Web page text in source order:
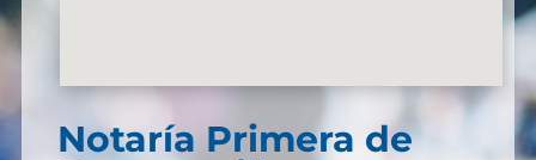
Notaría Primera de